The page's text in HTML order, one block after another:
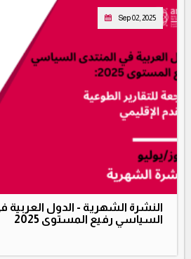
Sep 02, 2025
النشرة الشهرية - الدول العربية
السياسي رفيع المستوى 2025